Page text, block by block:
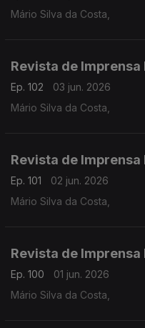
Mário Silva da Costa,
Revista de
Ep. 102
03 jun. 2026
Mário Silva da Costa,
Revista de
Ep. 101
02 jun. 2026
Mário Silva da Costa,
Revista de
Ep. 100
01 jun. 2026
Mário Silva da Costa,